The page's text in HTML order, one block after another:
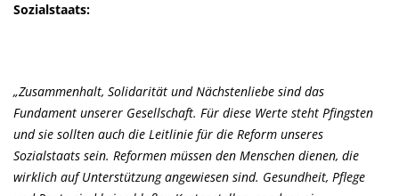
Sozialstaats:
Zusammenhalt, Solidarität und Nächstenliebe sind das
Fundament unserer Gesellschaft. Für diese Werte steht Pfingsten
und sie sollten auch die Leitlinie für die Reform unseres
Sozialstaats sein. Reformen müssen den Menschen dienen, die
wirklich auf Unterstützung angewiesen sind. Gesundheit, Pflege